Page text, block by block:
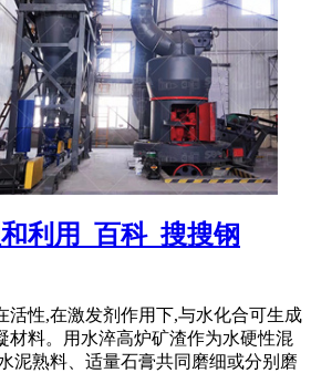
利用_百科_搜搜钢
活性,在激发剂作用下,与水化合可生成
材料。用水淬高炉矿渣作为水硬性混
泥熟料、适量石膏共同磨细或分别磨